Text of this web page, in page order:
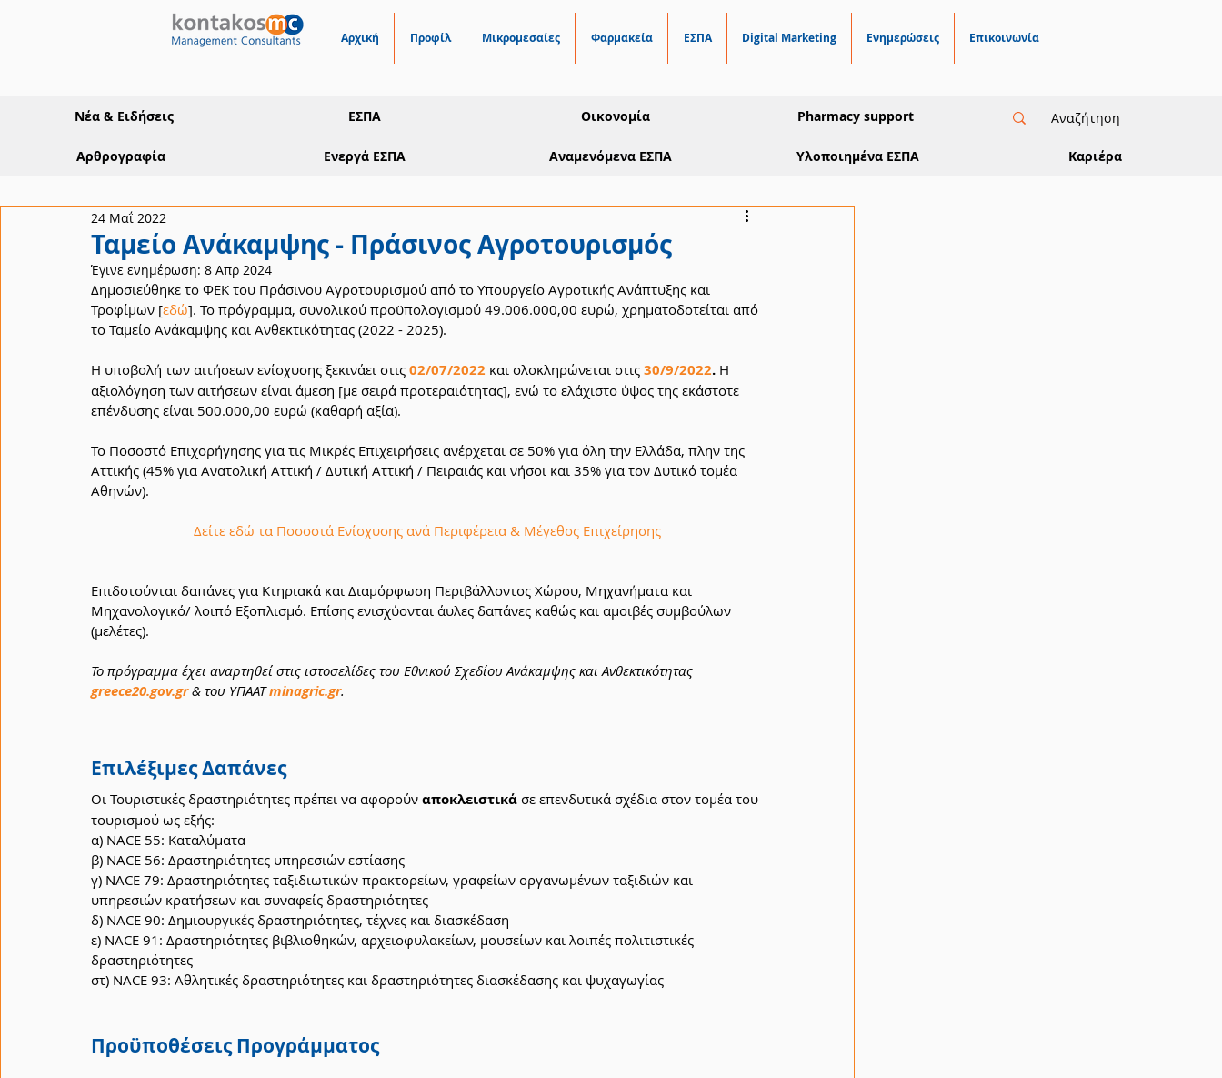
Αρχική Προφίλ Μικρομεσαίες Φαρμακεία ΕΣΠΑ Digital Marketing Ενημερώσεις Επικοινωνία
Νέα & Ειδήσεις ΕΣΠΑ Οικονομία Pharmacy support
Αρθρογραφία Ενεργά ΕΣΠΑ Αναμενόμενα ΕΣΠΑ Υλοποιημένα ΕΣΠΑ Καριέρα
Ταμείο Ανάκαμψης - Πράσινος Αγροτουρισμός
24 Μαΐ 2022
Έγινε ενημέρωση: 8 Απρ 2024
Δημοσιεύθηκε το ΦΕΚ του Πράσινου Αγροτουρισμού από το Υπουργείο Αγροτικής Ανάπτυξης και
Τροφίμων [εδώ]. Το πρόγραμμα, συνολικού προϋπολογισμού 49.006.000,00 ευρώ, χρηματοδοτείται από
το Ταμείο Ανάκαμψης και Ανθεκτικότητας (2022 - 2025).
Η υποβολή των αιτήσεων ενίσχυσης ξεκινάει στις 02/07/2022 και ολοκληρώνεται στις 30/9/2022. Η
αξιολόγηση των αιτήσεων είναι άμεση [με σειρά προτεραιότητας], ενώ το ελάχιστο ύψος της εκάστοτε
επένδυσης είναι 500.000,00 ευρώ (καθαρή αξία).
Το Ποσοστό Επιχορήγησης για τις Μικρές Επιχειρήσεις ανέρχεται σε 50% για όλη την Ελλάδα, πλην της
Αττικής (45% για Ανατολική Αττική / Δυτική Αττική / Πειραιάς και νήσοι και 35% για τον Δυτικό τομέα
Αθηνών).
Δείτε εδώ τα Ποσοστά Ενίσχυσης ανά Περιφέρεια & Μέγεθος Επιχείρησης
Επιδοτούνται δαπάνες για Κτηριακά και Διαμόρφωση Περιβάλλοντος Χώρου, Μηχανήματα και
Μηχανολογικό/ λοιπό Εξοπλισμό. Επίσης ενισχύονται άυλες δαπάνες καθώς και αμοιβές συμβούλων
(μελέτες).
Το πρόγραμμα έχει αναρτηθεί στις ιστοσελίδες του Εθνικού Σχεδίου Ανάκαμψης και Ανθεκτικότητας
greece20.gov.gr & του ΥΠΑΑΤ minagric.gr.
Επιλέξιμες Δαπάνες
Οι Τουριστικές δραστηριότητες πρέπει να αφορούν αποκλειστικά σε επενδυτικά σχέδια στον τομέα του
τουρισμού ως εξής:
α) NACE 55: Καταλύματα
β) NACE 56: Δραστηριότητες υπηρεσιών εστίασης
γ) NACE 79: Δραστηριότητες ταξιδιωτικών πρακτορείων, γραφείων οργανωμένων ταξιδιών και
υπηρεσιών κρατήσεων και συναφείς δραστηριότητες
δ) NACE 90: Δημιουργικές δραστηριότητες, τέχνες και διασκέδαση
ε) NACE 91: Δραστηριότητες βιβλιοθηκών, αρχειοφυλακείων, μουσείων και λοιπές πολιτιστικές
δραστηριότητες
στ) NACE 93: Αθλητικές δραστηριότητες και δραστηριότητες διασκέδασης και ψυχαγωγίας
Προϋποθέσεις Προγράμματος